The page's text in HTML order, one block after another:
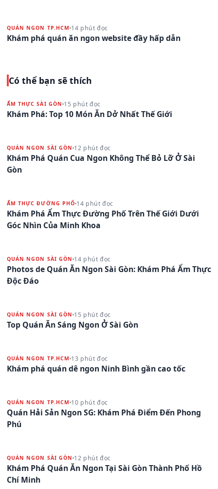
QUÁN NGON TP.HCM 14 phút đọc
Khám phá quán ăn ngon website đầy hấp dẫn
Có thể bạn sẽ thích
ẨM THỰC SÀI GÒN 15 phút đọc
Khám Phá: Top 10 Món Ăn Dở Nhất Thế Giới
QUÁN NGON SÀI GÒN 12 phút đọc
Khám Phá Quán Cua Ngon Không Thể Bỏ Lỡ Ở Sài
Gòn
ẨM THỰC ĐƯỜNG PHỐ 14 phút đọc
Khám Phá Ẩm Thực Đường Phố Trên Thế Giới Dưới
Góc Nhìn Của Minh Khoa
QUÁN NGON SÀI GÒN 14 phút đọc
Photos de Quán Ăn Ngon Sài Gòn: Khám Phá Ẩm Thực
Độc Đáo
QUÁN NGON SÀI GÒN 15 phút đọc
Top Quán Ăn Sáng Ngon Ở Sài Gòn
QUÁN NGON TP.HCM 13 phút đọc
Khám phá quán dê ngon Ninh Bình gần cao tốc
QUÁN NGON TP.HCM 10 phút đọc
Quán Hải Sản Ngon SG: Khám Phá Điểm Đến Phong
Phú
QUÁN NGON SÀI GÒN 12 phút đọc
Khám Phá Quán Ăn Ngon Tại Sài Gòn Thành Phố Hồ
Chí Minh